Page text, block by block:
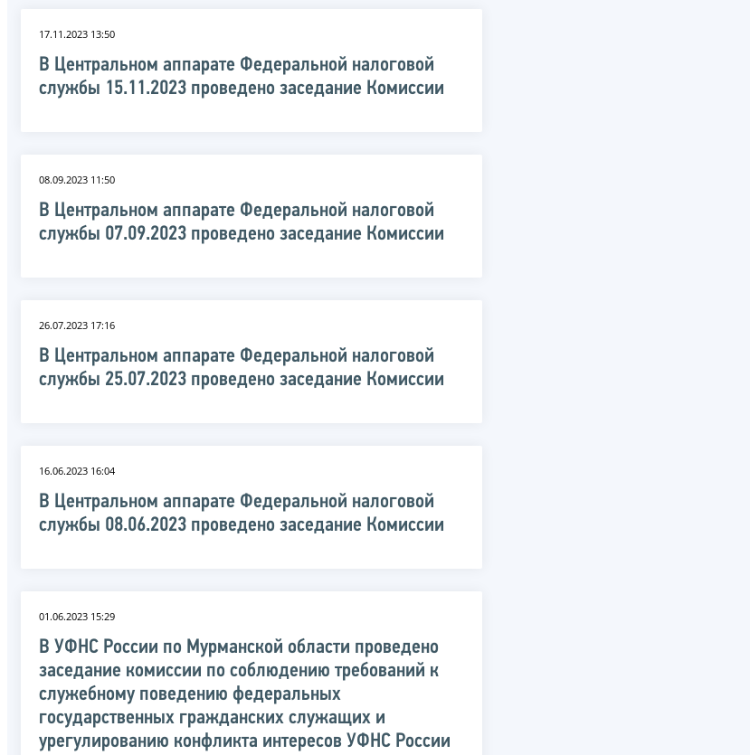
17.11.2023 13:50
В Центральном аппарате Федеральной налоговой
службы 15.11.2023 проведено заседание Комиссии
08.09.2023 11:50
В Центральном аппарате Федеральной налоговой
службы 07.09.2023 проведено заседание Комиссии
26.07.2023 17:16
В Центральном аппарате Федеральной налоговой
службы 25.07.2023 проведено заседание Комиссии
16.06.2023 16:04
В Центральном аппарате Федеральной налоговой
службы 08.06.2023 проведено заседание Комиссии
01.06.2023 15:29
В УФНС России по Мурманской области проведено
заседание комиссии по соблюдению требований к
служебному поведению федеральных
государственных гражданских служащих и
урегулированию конфликта интересов УФНС России